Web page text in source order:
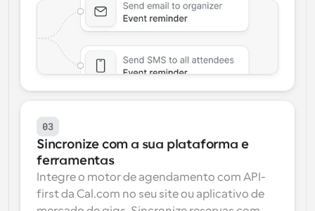
03
Sincronize com a sua plataforma e
ferramentas
Integre o motor de agendamento com API-
first da Cal.com no seu site ou aplicativo de